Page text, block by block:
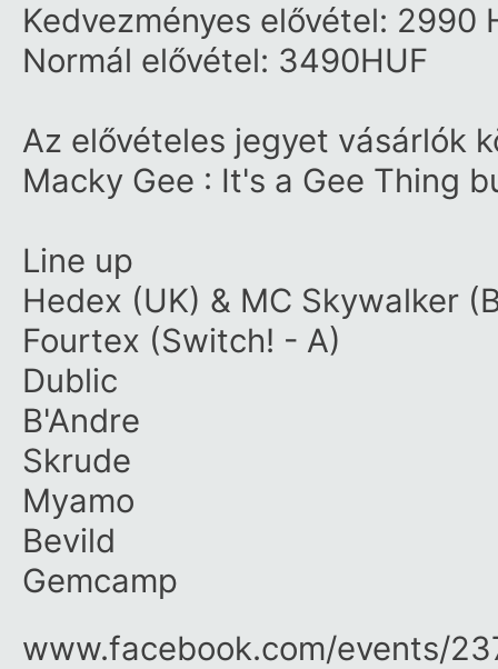
Kedvezményes elővétel: 2990
Normál elővétel: 3490HUF
Az elővételes jegyet vásárlók
Macky Gee : It's a Gee Thing
Line up
Hedex (UK) & MC Skywalker
Fourtex (Switch! - A)
Dublic
B'Andre
Skrude
Myamo
Bevild
Gemcamp
www.facebook.com/​events/​